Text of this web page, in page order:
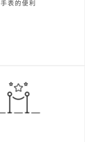
手表的便利